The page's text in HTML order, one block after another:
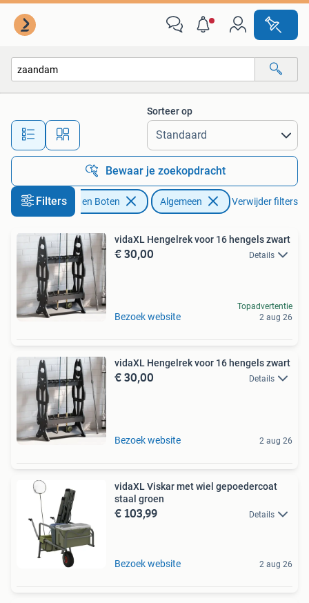
Alle afstanden…
Sorteer op
Bewaar je zoekopdracht
Filters
Watersport en Boten Algemeen Verwijder filters
vidaXL Hengelrek voor 16 hengels zwart
€ 30,00 Details
Bezoek website
Topadvertentie
2 aug 26
vidaXL Hengelrek voor 16 hengels zwart
€ 30,00 Details
Bezoek website 2 aug 26
vidaXL Viskar met wiel gepoedercoat
staal groen
€ 103,99 Details
Bezoek website 2 aug 26